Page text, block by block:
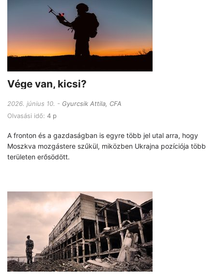
Vége van, kicsi?
2026. június 10.
Gyurcsik Attila, CFA
Olvasási idő: 4 p
A fronton és a gazdaságban is egyre több jel utal arra, hogy
Moszkva mozgástere szűkül, miközben Ukrajna pozíciója több
területen erősödött.